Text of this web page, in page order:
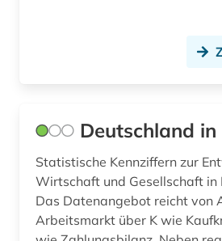
staat (1)
staatsrecht (1)
statistik (3)
südostasien (2)
Deutschland in
Statistische Kennziffern zur
Wirtschaft und Gesellschaft in
Das Datenangebot reicht von
Arbeitsmarkt über K wie